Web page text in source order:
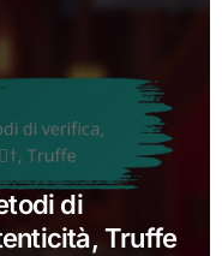
di
Truffe